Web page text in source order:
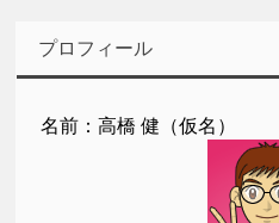
プロフィール
名前：高橋 健（仮名）